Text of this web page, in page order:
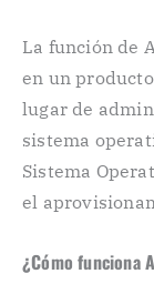
La función de
en un
lugar de
sistema
Sistema
el
¿Cómo funciona